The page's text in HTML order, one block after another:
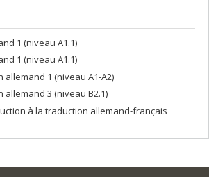
1 (niveau A1.1)
1 (niveau A1.1)
allemand 1 (niveau A1-A2)
allemand 3 (niveau B2.1)
à la traduction allemand-français